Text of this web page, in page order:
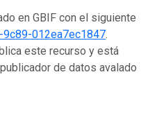
en GBIF con el siguiente
012ea7ec1847.
este recurso y está
de datos avalado